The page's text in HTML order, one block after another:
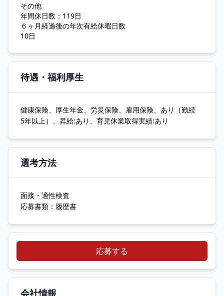
その他
年間休日数：119日
６ヶ月経過後の年次有給休暇日数
10日
待遇・福利厚生
健康保険、厚生年金、労災保険、雇用保険、あり（勤続
5年以上）、昇給:あり、育児休業取得実績:あり
選考方法
面接・適性検査
応募書類：履歴書
応募する
会社情報